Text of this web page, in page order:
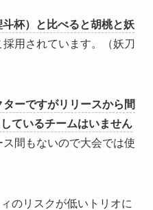
杯）と比べると胡桃と妖
採用されています。（妖刀
ーですがリリースから間
ているチームはいません
間もないので大会では使
のリスクが低いトリオに